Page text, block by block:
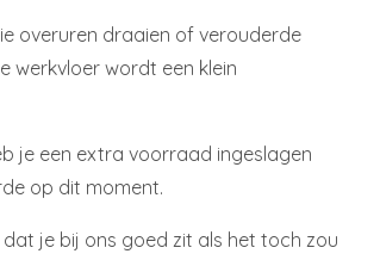
overuren draaien of verouderde
werkvloer wordt een klein
je een extra voorraad ingeslagen
op dit moment.
je bij ons goed zit als het toch zou